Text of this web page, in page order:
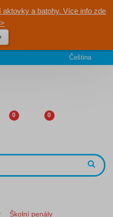
a batohy. Více info zde
Čeština
0 0
Školní penály